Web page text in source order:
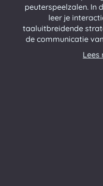
peuterspeelzalen. In
leer je
taaluitbreidende
de communicatie
Lees